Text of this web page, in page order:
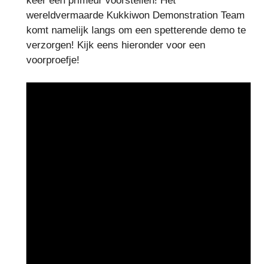
wereldvermaarde Kukkiwon Demonstration Team
komt namelijk langs om een spetterende demo te
verzorgen! Kijk eens hieronder voor een
voorproefje!